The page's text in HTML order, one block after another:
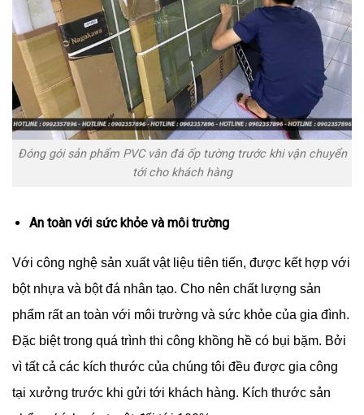
Đóng gói sản phẩm PVC vân đá ốp tường trước khi vận chuyển
tới cho khách hàng
An toàn với sức khỏe và môi trường
Với công nghệ sản xuất vật liệu tiên tiến, được kết hợp với
bột nhựa và bột đá nhân tạo. Cho nên chất lượng sản
phẩm rất an toàn với môi trường và sức khỏe của gia đình.
Đặc biệt trong quá trình thi công khồng hề có bụi bặm. Bởi
vì tất cả các kích thước của chúng tôi đều được gia công
tại xưởng trước khi gửi tới khách hàng. Kích thước sản